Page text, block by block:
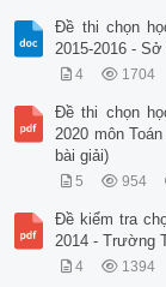
Đề thi chọn
2015-2016 -
4 1704
Đề thi chọn
2020 môn
bài giải)
5 954
Đề kiểm tra
2014 - Trường
4 1394